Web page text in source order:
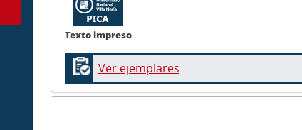
Texto impreso
Ver ejemplares